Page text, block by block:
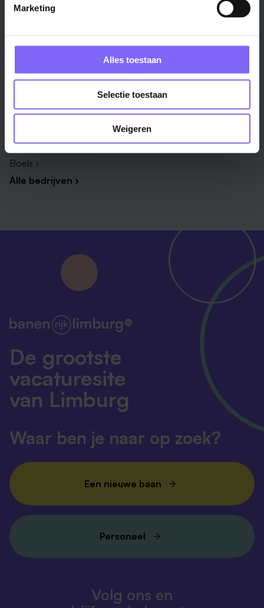
Marketing
Alles toestaan
Selectie toestaan
Weigeren
Administratie ›
Bedrijf
Vista College ›
VDL Groep ›
Boels ›
Alle bedrijven ›
De grootste
vacaturesite
van Limburg
Waar ben je naar op zoek?
Een nieuwe baan
Personeel
Volg ons en